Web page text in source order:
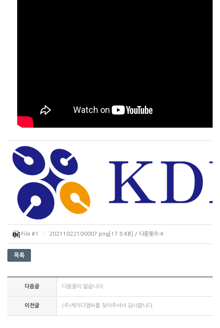
File #1 20211022100007.png[17.8 KB] / 다운횟수:4
다음글 다음글이 없습니다.
이전글 (주)케이디엠씨를 찾아주셔서 감사합니다.